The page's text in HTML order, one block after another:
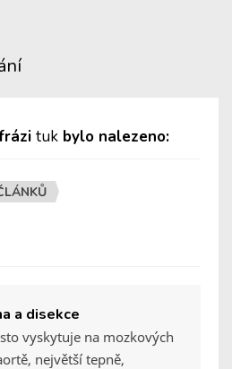
tuk bylo nalezeno:
a disekce
vyskytuje na mozkových
největší tepně,